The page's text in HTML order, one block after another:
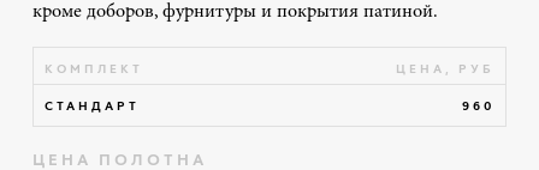
кроме доборов, фурнитуры и покрытия патиной.
КОМПЛЕКТ ЦЕНА, РУБ
СТАНДАРТ 960
ЦЕНА ПОЛОТНА